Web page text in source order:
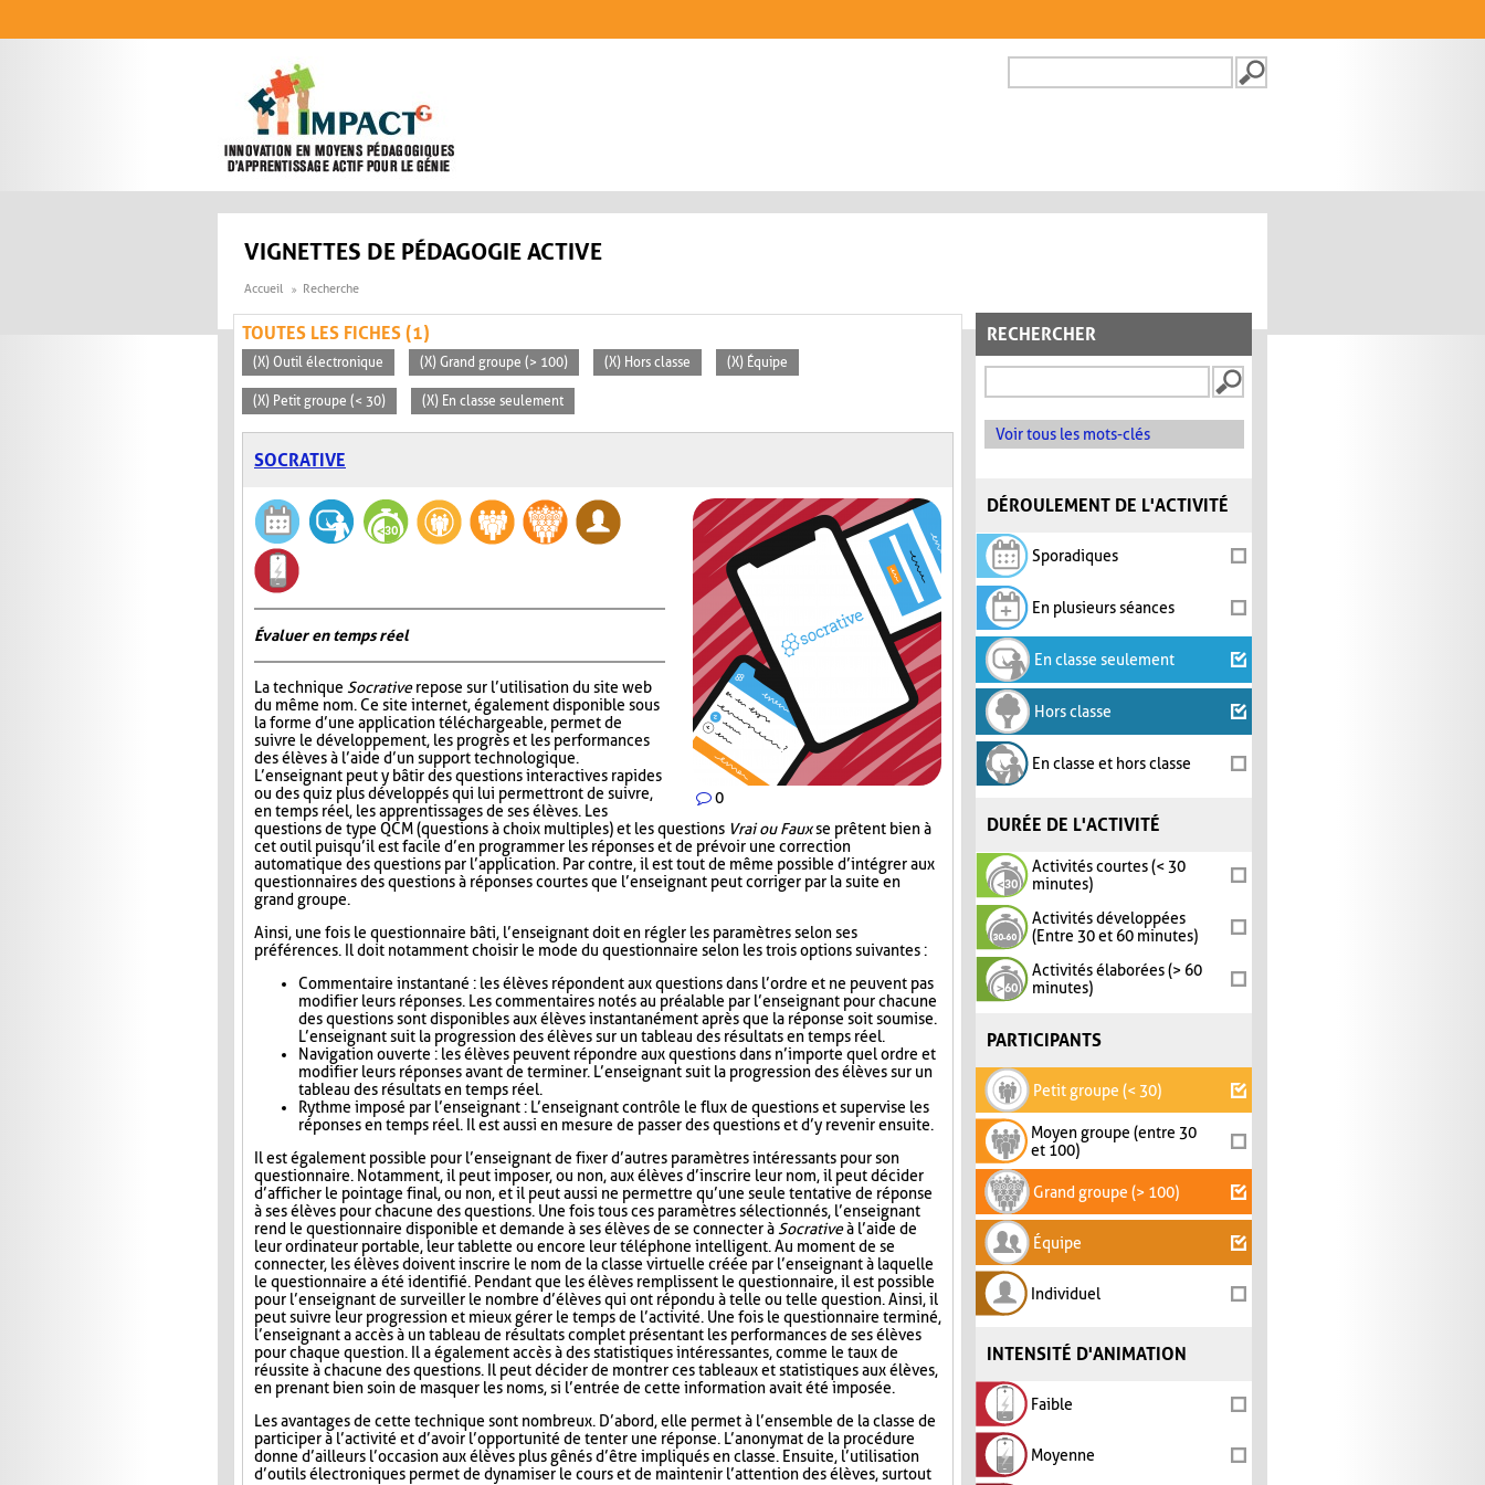
FORMULAIRE DE
VIGNETTES DE PÉDAGOGIE ACTIVE
Accueil Recherche
RECHERCHER
Voir tous les mots-clés
DÉROULEMENT DE L'ACTIVITÉ
Sporadiques
En plusieurs séances
En classe seulement
Hors classe
En classe et hors classe
DURÉE DE L'ACTIVITÉ
Activités courtes (< 30
minutes)
Activités développées
(Entre 30 et 60 minutes)
Activités élaborées (> 60
minutes)
PARTICIPANTS
Petit groupe (< 30)
Moyen groupe (entre 30
et 100)
Grand groupe (> 100)
Équipe
Individuel
INTENSITÉ D'ANIMATION
Faible
Moyenne
TOUTES LES FICHES (1)
(X) Outil électronique (X) Grand groupe (> 100) (X) Hors classe (X) Équipe
(X) Petit groupe (< 30) (X) En classe seulement
SOCRATIVE
0
Évaluer en temps réel
La technique Socrativerepose sur l’utilisation du site web
du même nom. Ce site internet, également disponible sous
la forme d’une application téléchargeable, permet de
suivre le développement, les progrès et les performances
des élèves à l’aide d’un support technologique.
L’enseignant peut y bâtir des questions interactives rapides
ou des quiz plus développés qui lui permettront de suivre,
en temps réel, les apprentissages de ses élèves. Les
questions de type QCM (questions à choix multiples) et les questions Vrai ou Fauxse prêtent bien à
cet outil puisqu’il est facile d’en programmer les réponses et de prévoir une correction
automatique des questions par l’application. Par contre, il est tout de même possible d’intégrer aux
questionnaires des questions à réponses courtes que l’enseignant peut corriger par la suite en
grand groupe.
Ainsi, une fois le questionnaire bâti, l’enseignant doit en régler les paramètres selon ses
préférences. Il doit notamment choisir le mode du questionnaire selon les trois options suivantes :
Commentaire instantané : les élèves répondent aux questions dans l’ordre et ne peuvent pas
modifier leurs réponses. Les commentaires notés au préalable par l’enseignant pour chacune
des questions sont disponibles aux élèves instantanément après que la réponse soit soumise.
L’enseignant suit la progression des élèves sur un tableau des résultats en temps réel.
Navigation ouverte : les élèves peuvent répondre aux questions dans n’importe quel ordre et
modifier leurs réponses avant de terminer. L’enseignant suit la progression des élèves sur un
tableau des résultats en temps réel.
Rythme imposé par l’enseignant : L’enseignant contrôle le flux de questions et supervise les
réponses en temps réel. Il est aussi en mesure de passer des questions et d’y revenir ensuite.
Il est également possible pour l’enseignant de fixer d’autres paramètres intéressants pour son
questionnaire. Notamment, il peut imposer, ou non, aux élèves d’inscrire leur nom, il peut décider
d’afficher le pointage final, ou non, et il peut aussi ne permettre qu’une seule tentative de réponse
à ses élèves pour chacune des questions. Une fois tous ces paramètres sélectionnés, l’enseignant
rend le questionnaire disponible et demande à ses élèves de se connecter àSocrativeà l’aide de
leur ordinateur portable, leur tablette ou encore leur téléphone intelligent. Au moment de se
connecter, les élèves doivent inscrire le nom de la classe virtuelle créée par l’enseignant à laquelle
le questionnaire a été identifié. Pendant que les élèves remplissent le questionnaire, il est possible
pour l’enseignant de surveiller le nombre d’élèves qui ont répondu à telle ou telle question. Ainsi, il
peut suivre leur progression et mieux gérer le temps de l’activité. Une fois le questionnaire terminé,
l’enseignant a accès à un tableau de résultats complet présentant les performances de ses élèves
pour chaque question. Il a également accès à des statistiques intéressantes, comme le taux de
réussite à chacune des questions. Il peut décider de montrer ces tableaux et statistiques aux élèves,
en prenant bien soin de masquer les noms, si l’entrée de cette information avait été imposée.
Les avantages de cette technique sont nombreux. D’abord, elle permet à l’ensemble de la classe de
participer à l’activité et d’avoir l’opportunité de tenter une réponse. L’anonymat de la procédure
donne d’ailleurs l’occasion aux élèves plus gênés d’être impliqués en classe. Ensuite, l’utilisation
d’outils électroniques permet de dynamiser le cours et de maintenir l’attention des élèves, surtout